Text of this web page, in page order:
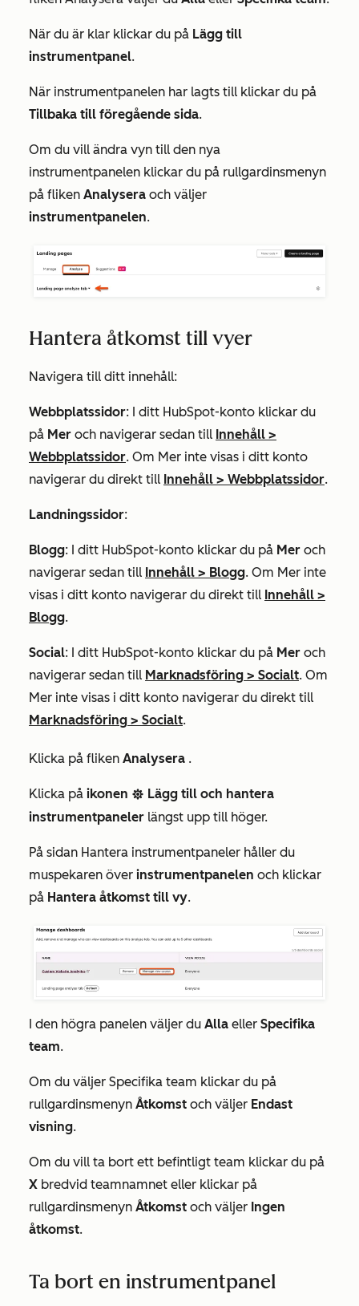
När du är klar klickar du på Lägg till
instrumentpanel.
När instrumentpanelen har lagts till klickar du på
Tillbaka till föregående sida.
Om du vill ändra vyn till den nya
instrumentpanelen klickar du på rullgardinsmenyn
på fliken Analysera och väljer
instrumentpanelen.
Hantera åtkomst till vyer
Navigera till ditt innehåll:
Webbplatssidor: I ditt HubSpot-konto klickar du
på Mer och navigerar sedan till Innehåll >
Webbplatssidor. Om Mer inte visas i ditt konto
navigerar du direkt till Innehåll > Webbplatssidor.
Landningssidor:
Blogg: I ditt HubSpot-konto klickar du på Mer och
navigerar sedan till Innehåll > Blogg. Om Mer inte
visas i ditt konto navigerar du direkt till Innehåll >
Blogg.
Social: I ditt HubSpot-konto klickar du på Mer och
navigerar sedan till Marknadsföring > Socialt. Om
Mer inte visas i ditt konto navigerar du direkt till
Marknadsföring > Socialt.
Klicka på fliken Analysera .
Klicka på ikonen settingsIcon Lägg till och hantera
instrumentpaneler längst upp till höger.
På sidan Hantera instrumentpaneler håller du
muspekaren över instrumentpanelen och klickar
på Hantera åtkomst till vy.
I den högra panelen väljer du Alla eller Specifika
team.
Om du väljer Specifika team klickar du på
rullgardinsmenyn Åtkomst och väljer Endast
visning.
Om du vill ta bort ett befintligt team klickar du på
X bredvid teamnamnet eller klickar på
rullgardinsmenyn Åtkomst och väljer Ingen
åtkomst.
Ta bort en instrumentpanel